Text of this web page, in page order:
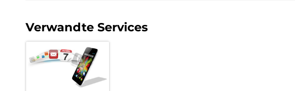
Verwandte Services